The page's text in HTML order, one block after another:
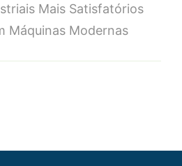
com
Mais Satisfatórios
Máquinas Modernas